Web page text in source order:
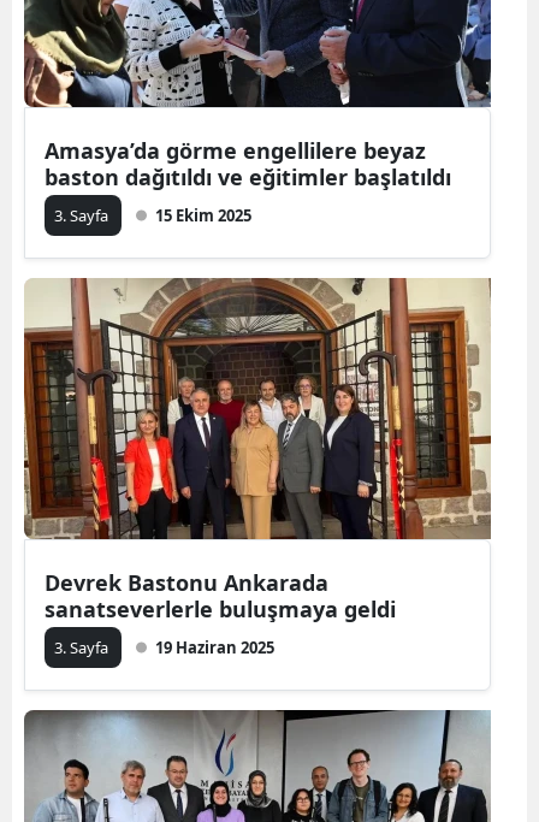
Amasya’da görme engellilere beyaz
baston dağıtıldı ve eğitimler başlatıldı
3. Sayfa 15 Ekim 2025
Devrek Bastonu Ankarada
sanatseverlerle buluşmaya geldi
3. Sayfa 19 Haziran 2025